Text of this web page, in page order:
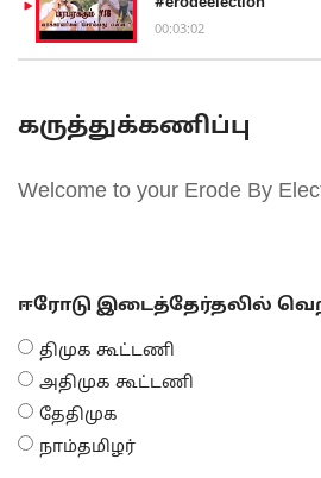
#erodeelection
00:03:02
கருத்துக்கணிப்பு
Welcome to your Erode By
ஈரோடு இடைத்தேர்தலில்
திமுக கூட்டணி
அதிமுக கூட்டணி
தேதிமுக
நாம்தமிழர்